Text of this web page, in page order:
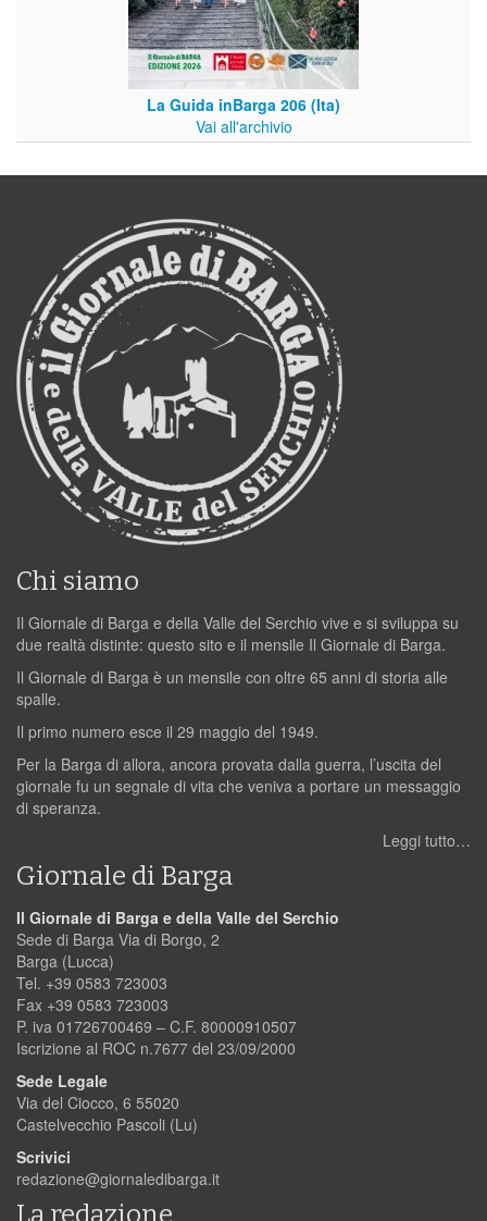
La Guida inBarga 206 (Ita)
Vai all'archivio
Chi siamo
Il Giornale di Barga e della Valle del Serchio vive e si sviluppa su
due realtà distinte: questo sito e il mensile Il Giornale di Barga.
Il Giornale di Barga è un mensile con oltre 65 anni di storia alle
spalle.
Il primo numero esce il 29 maggio del 1949.
Per la Barga di allora, ancora provata dalla guerra, l’uscita del
giornale fu un segnale di vita che veniva a portare un messaggio
di speranza.
Leggi tutto…
Giornale di Barga
Il Giornale di Barga e della Valle del Serchio
Sede di Barga Via di Borgo, 2
Barga (Lucca)
Tel. +39 0583 723003
Fax +39 0583 723003
P. iva 01726700469 – C.F. 80000910507
Iscrizione al ROC n.7677 del 23/09/2000
Sede Legale
Via del Ciocco, 6 55020
Castelvecchio Pascoli (Lu)
Scrivici
redazione@giornaledibarga.it
La redazione